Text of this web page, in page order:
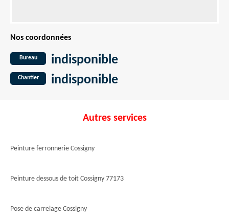
Nos coordonnées
Bureau indisponible
Chantier indisponible
Autres services
Peinture ferronnerie Cossigny
Peinture dessous de toit Cossigny 77173
Pose de carrelage Cossigny